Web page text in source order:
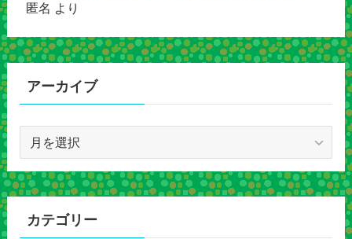
匿名 より
アーカイブ
カ
イ
カテゴリー